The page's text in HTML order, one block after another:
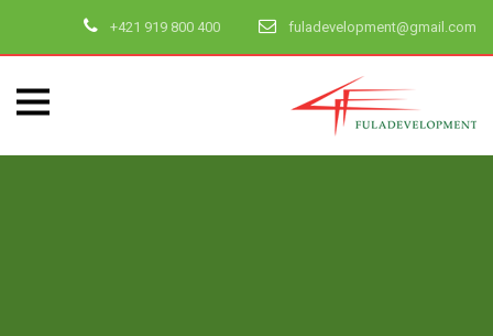
+421 919 800 400 fuladevelopment@gmail.com